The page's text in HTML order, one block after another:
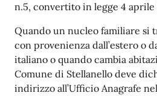
n.5, convertito in legge 4 aprile
Quando un nucleo familiare si
con provenienza dall’estero o
italiano o quando cambia
Comune di Stellanello deve
indirizzo all’Ufficio Anagrafe